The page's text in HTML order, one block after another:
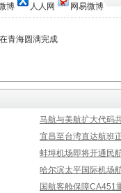
博 人人网 网易微博
青海圆满完成
马航与美航扩大代码
宜昌至台湾直达航班
蚌埠机场即将开通民
哈尔滨太平国际机场
国航客舱保障CA451